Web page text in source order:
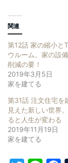
関連
第12話 家の縮小と
ウルーム。家の設
削減の要！
2019年3月5日
家を建てる
第31話 注文住宅を
見えた新しい世界
ると人生が変わる
2019年11月19日
家を建てる